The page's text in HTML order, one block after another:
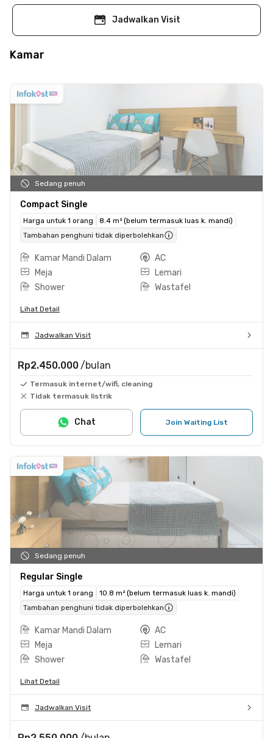
Jadwalkan Visit
Kamar
Sedang penuh
Compact Single
Harga untuk 1 orang
8.4 m² (belum termasuk luas k. mandi)
Tambahan penghuni tidak diperbolehkan
Kamar Mandi Dalam
AC
Meja
Lemari
Shower
Wastafel
Lihat Detail
Jadwalkan Visit
Rp2.450.000 /bulan
Termasuk internet/wifi, cleaning
Tidak termasuk listrik
Join Waiting List
Chat
Sedang penuh
Regular Single
Harga untuk 1 orang
10.8 m² (belum termasuk luas k. mandi)
Tambahan penghuni tidak diperbolehkan
Kamar Mandi Dalam
AC
Meja
Lemari
Shower
Wastafel
Lihat Detail
Jadwalkan Visit